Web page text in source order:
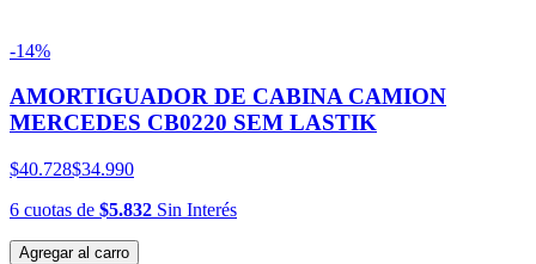
-14%
AMORTIGUADOR DE CABINA CAMION
MERCEDES CB0220 SEM LASTIK
$40.728$34.990
6 cuotas de $5.832 Sin Interés
Agregar al carro